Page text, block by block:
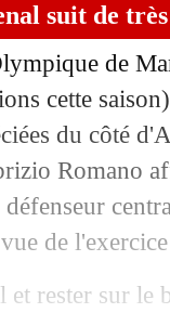
suit de
de
cette
du côté
Romano
de
rester sur le
Giroud vous
n'a "pas
rumeur d'un
prend la